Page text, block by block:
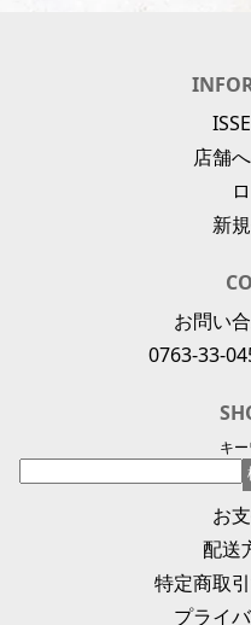
店舗
新
お問い
0763-33-
キ
お
配送
特定商取
プライ